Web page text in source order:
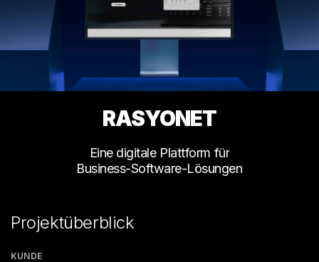
RASYONET
Eine digitale Plattform für
Business-Software-Lösungen
Projektüberblick
KUNDE